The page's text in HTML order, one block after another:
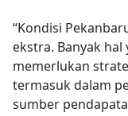
“Kondisi
ekstra. Banyak
memerlukan
termasuk dalam
sumber